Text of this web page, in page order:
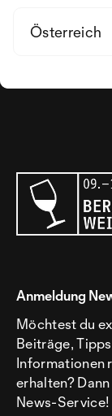
Österreich
Anmeldung
Möchtest du
Beiträge,
Informationen
erhalten?
News-Service!